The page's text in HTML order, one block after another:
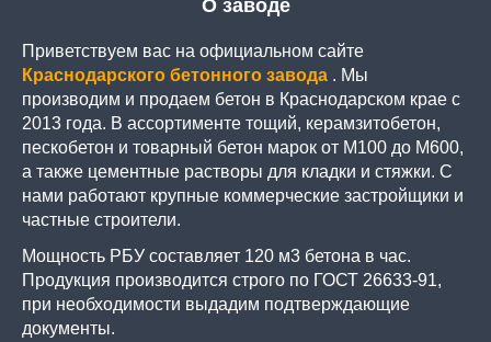
О заводе
Приветствуем вас на официальном сайте
Краснодарского бетонного завода . Мы
производим и продаем бетон в Краснодарском крае с
2013 года. В ассортименте тощий, керамзитобетон,
пескобетон и товарный бетон марок от М100 до М600,
а также цементные растворы для кладки и стяжки. С
нами работают крупные коммерческие застройщики и
частные строители.
Мощность РБУ составляет 120 м3 бетона в час.
Продукция производится строго по ГОСТ 26633-91,
при необходимости выдадим подтверждающие
документы.